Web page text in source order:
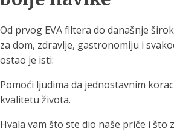
Od prvog EVA filtera do današnje
za dom, zdravlje, gastronomiju i
ostao je isti:
Pomoći ljudima da jednostavnim
kvalitetu života.
Hvala vam što ste dio naše priče i što